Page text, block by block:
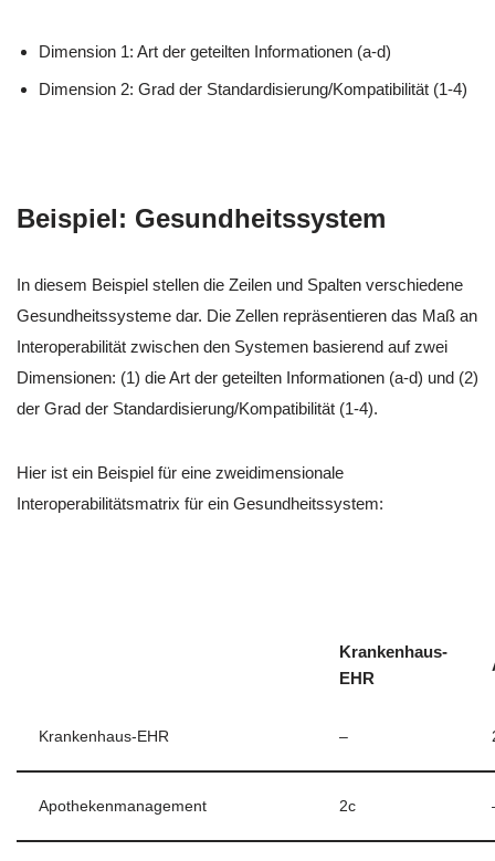
Dimension 1: Art der geteilten Informationen (a-d)
Dimension 2: Grad der Standardisierung/Kompatibilität (1-4)
Beispiel: Gesundheitssystem
In diesem Beispiel stellen die Zeilen und Spalten verschiedene
Gesundheitssysteme dar. Die Zellen repräsentieren das Maß an
Interoperabilität zwischen den Systemen basierend auf zwei
Dimensionen: (1) die Art der geteilten Informationen (a-d) und (2)
der Grad der Standardisierung/Kompatibilität (1-4).
Hier ist ein Beispiel für eine zweidimensionale
Interoperabilitätsmatrix für ein Gesundheitssystem:
Krankenhaus-
EHR
Krankenhaus-EHR –
Apothekenmanagement 2c